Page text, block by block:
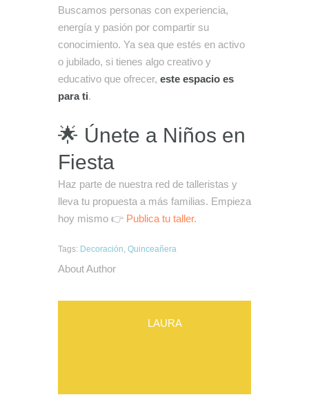
Buscamos personas con experiencia,
energía y pasión por compartir su
conocimiento. Ya sea que estés en activo
o jubilado, si tienes algo creativo y
educativo que ofrecer, este espacio es
para ti.
🌟 Únete a Niños en
Fiesta
Haz parte de nuestra red de talleristas y
lleva tu propuesta a más familias. Empieza
hoy mismo 👉 Publica tu taller.
Tags: Decoración, Quinceañera
About Author
LAURA